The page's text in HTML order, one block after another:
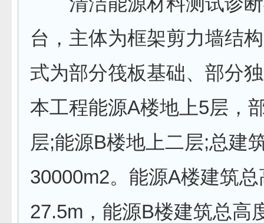
台，主体为框架剪力墙结
式为部分筏板基础、部分
本工程能源A楼地上5层，
层;能源B楼地上二层;总建
30000m2。能源A楼建筑总
27.5m，能源B楼建筑总高